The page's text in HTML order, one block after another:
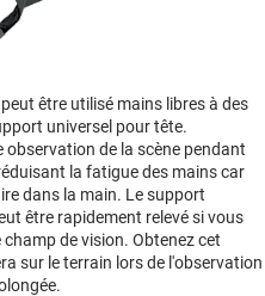
être utilisé mains libres à des
universel pour tête.
de la scène pendant
la fatigue des mains car
dans la main. Le support
être rapidement relevé si vous
de vision. Obtenez cet
sur le terrain lors de l'observation